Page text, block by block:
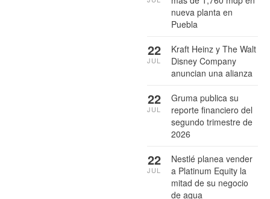
nueva planta en
Puebla
Kraft Heinz y The Walt
Disney Company
anuncian una alianza
22
JUL
Gruma publica su
reporte financiero del
segundo trimestre de
2026
22
JUL
Nestlé planea vender
a Platinum Equity la
mitad de su negocio
de agua
22
JUL